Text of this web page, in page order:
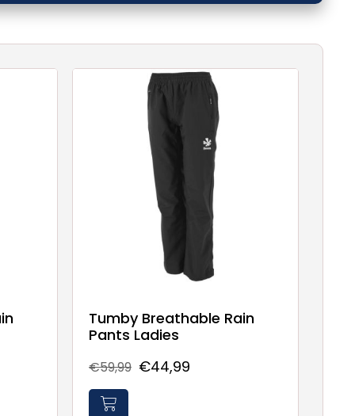
Tumby Breathable Rain
Pants Ladies
€59,99 €44,99